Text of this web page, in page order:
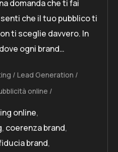
domanda che ti fai
che il tuo pubblico ti
ti sceglie davvero. In
ogni brand…
Lead Generation
online
online,
, coerenza brand,
brand,